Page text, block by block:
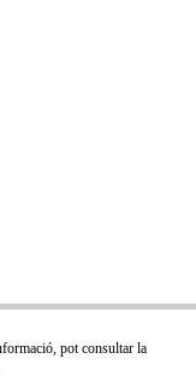
pot consultar la